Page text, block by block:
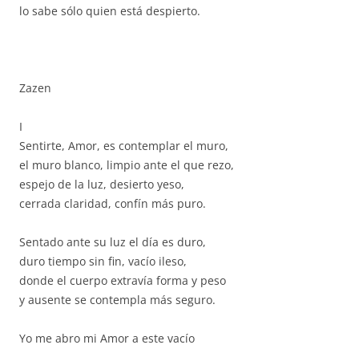
lo sabe sólo quien está despierto.
Zazen
I
Sentirte, Amor, es contemplar el muro,
el muro blanco, limpio ante el que rezo,
espejo de la luz, desierto yeso,
cerrada claridad, confín más puro.
Sentado ante su luz el día es duro,
duro tiempo sin fin, vacío ileso,
donde el cuerpo extravía forma y peso
y ausente se contempla más seguro.
Yo me abro mi Amor a este vacío